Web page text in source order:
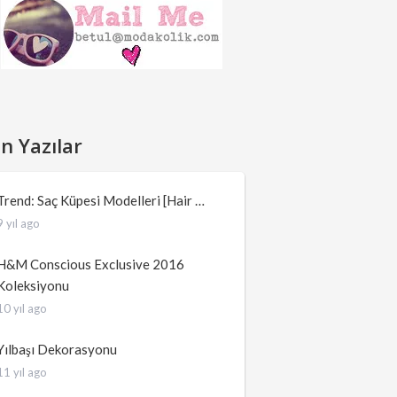
Yazılar
Saç Küpesi Modelleri [Hair …
yıl ago
Conscious Exclusive 2016
yıl ago
Dekorasyonu
yıl ago